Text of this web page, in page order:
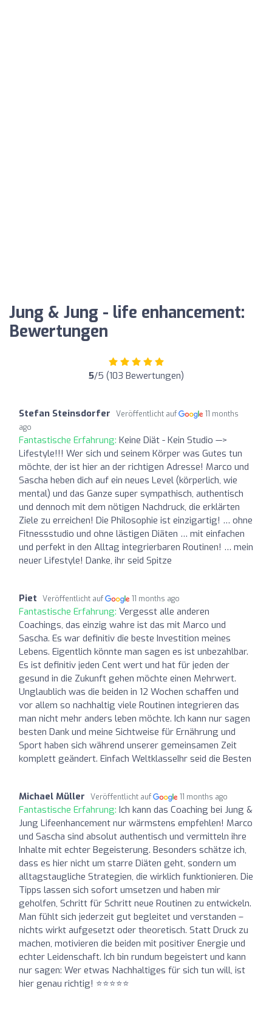
Jung & Jung - life enhancement:
Bewertungen
5/5 (103 Bewertungen)
Stefan Steinsdorfer Veröffentlicht auf
11 months
ago
Fantastische Erfahrung: Keine Diät - Kein Studio —>
Lifestyle!!! Wer sich und seinem Körper was Gutes tun
möchte, der ist hier an der richtigen Adresse! Marco und
Sascha heben dich auf ein neues Level (körperlich, wie
mental) und das Ganze super sympathisch, authentisch
und dennoch mit dem nötigen Nachdruck, die erklärten
Ziele zu erreichen! Die Philosophie ist einzigartig! … ohne
Fitnessstudio und ohne lästigen Diäten … mit einfachen
und perfekt in den Alltag integrierbaren Routinen! … mein
neuer Lifestyle! Danke, ihr seid Spitze
Piet Veröffentlicht auf 11 months ago
Fantastische Erfahrung: Vergesst alle anderen
Coachings, das einzig wahre ist das mit Marco und
Sascha. Es war definitiv die beste Investition meines
Lebens. Eigentlich könnte man sagen es ist unbezahlbar.
Es ist definitiv jeden Cent wert und hat für jeden der
gesund in die Zukunft gehen möchte einen Mehrwert.
Unglaublich was die beiden in 12 Wochen schaffen und
vor allem so nachhaltig viele Routinen integrieren das
man nicht mehr anders leben möchte. Ich kann nur sagen
besten Dank und meine Sichtweise für Ernährung und
Sport haben sich während unserer gemeinsamen Zeit
komplett geändert. Einfach WeltklasseIhr seid die Besten
Michael Müller Veröffentlicht auf 11 months ago
Fantastische Erfahrung: Ich kann das Coaching bei Jung &
Jung Lifeenhancement nur wärmstens empfehlen! Marco
und Sascha sind absolut authentisch und vermitteln ihre
Inhalte mit echter Begeisterung. Besonders schätze ich,
dass es hier nicht um starre Diäten geht, sondern um
alltagstaugliche Strategien, die wirklich funktionieren. Die
Tipps lassen sich sofort umsetzen und haben mir
geholfen, Schritt für Schritt neue Routinen zu entwickeln.
Man fühlt sich jederzeit gut begleitet und verstanden –
nichts wirkt aufgesetzt oder theoretisch. Statt Druck zu
machen, motivieren die beiden mit positiver Energie und
echter Leidenschaft. Ich bin rundum begeistert und kann
nur sagen: Wer etwas Nachhaltiges für sich tun will, ist
hier genau richtig! ⭐⭐⭐⭐⭐